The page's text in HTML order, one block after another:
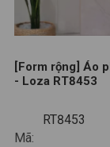
[Form rộng] Áo
- Loza RT8453
Mã:
RT8453